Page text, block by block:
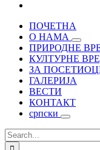
ПОЧЕТНА
О НАМА
ПРИРОДНЕ
КУЛТУРНЕ
ЗА
ГАЛЕРИЈА
ВЕСТИ
КОНТАКТ
српски
Search
for: